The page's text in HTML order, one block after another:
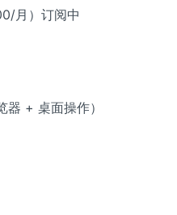
月）订阅中
+ 桌面操作）